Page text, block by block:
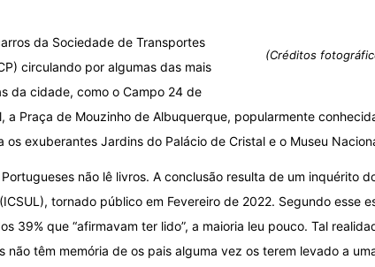
(Créditos
da Sociedade de Transportes
circulando por algumas das mais
da cidade, como o Campo 24 de
a Praça de Mouzinho de Albuquerque, popularmente
os exuberantes Jardins do Palácio de Cristal e o Museu
não lê livros. A conclusão resulta de um inquérito
tornado público em Fevereiro de 2022. Segundo esse
39% que “afirmavam ter lido”, a maioria leu pouco. Tal
não têm memória de os pais alguma vez os terem levado a